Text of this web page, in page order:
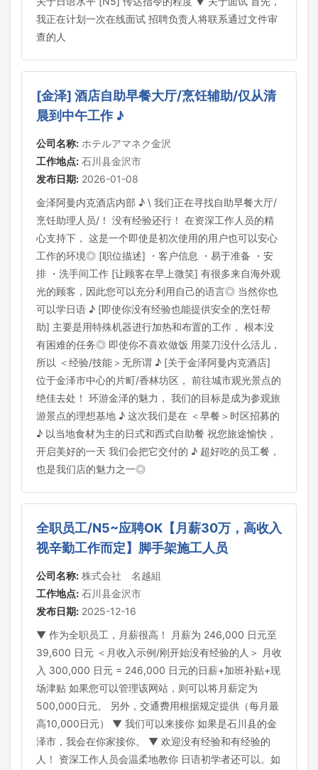
我正在计划一次在线面试 招聘负责人将联系通过文件审
查的人
[金泽] 酒店自助早餐大厅/烹饪辅助/仅从清
晨到中午工作 ♪
公司名称: ホテルアマネク金沢
工作地点: 石川县金沢市
发布日期: 2026-01-08
金泽阿曼内克酒店内部 ♪ \ 我们正在寻找自助早餐大厅/
烹饪助理人员/！ 没有经验还行！ 在资深工作人员的精
心支持下， 这是一个即使是初次使用的用户也可以安心
工作的环境◎ [职位描述] ・客户信息 ・易于准备 ・安
排 ・洗手间工作 [让顾客在早上微笑] 有很多来自海外观
光的顾客，因此您可以充分利用自己的语言◎ 当然你也
可以学日语 ♪ [即使你没有经验也能提供安全的烹饪帮
助] 主要是用特殊机器进行加热和布置的工作， 根本没
有困难的任务◎ 即使你不喜欢做饭 用菜刀没什么活儿，
所以 ＜经验/技能＞无所谓 ♪ [关于金泽阿曼内克酒店]
位于金泽市中心的片町/香林坊区， 前往城市观光景点的
绝佳去处！ 环游金泽的魅力， 我们的目标是成为参观旅
游景点的理想基地 ♪ 这次我们是在 ＜早餐＞时区招募的
♪ 以当地食材为主的日式和西式自助餐 祝您旅途愉快，
开启美好的一天 我们会把它交付的 ♪ 超好吃的员工餐，
也是我们店的魅力之一◎
全职员工/N5~应聘OK【月薪30万，高收入
视辛勤工作而定】脚手架施工人员
公司名称: 株式会社 名越組
工作地点: 石川县金沢市
发布日期: 2025-12-16
▼ 作为全职员工，月薪很高！ 月薪为 246,000 日元至
39,600 日元 ＜月收入示例/刚开始没有经验的人＞ 月收
入 300,000 日元 = 246,000 日元的日薪+加班补贴+现
场津贴 如果您可以管理该网站，则可以将月薪定为
500,000日元。 另外，交通费用根据规定提供（每月最
高10,000日元） ▼ 我们可以来接你 如果是石川县的金
泽市，我会在你家接你。 ▼ 欢迎没有经验和有经验的
人！ 资深工作人员会温柔地教你 日语初学者还可以。如